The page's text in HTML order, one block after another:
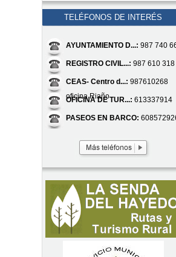
TELÉFONOS DE INTERÉS
AYUNTAMIENTO D...: 987 740
REGISTRO CIVIL...: 987 610 318
CEAS- Centro d...: 987610268
oficina Riaño
OFICINA DE TUR...: 613337914
PASEOS EN BARCO: